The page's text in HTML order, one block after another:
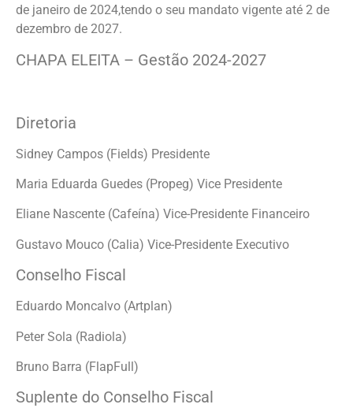
de janeiro de 2024,tendo o seu mandato vigente até 2 de
dezembro de 2027.
CHAPA ELEITA – Gestão 2024-2027
Diretoria
Sidney Campos (Fields) Presidente
Maria Eduarda Guedes (Propeg) Vice Presidente
Eliane Nascente (Cafeína) Vice-Presidente Financeiro
Gustavo Mouco (Calia) Vice-Presidente Executivo
Conselho Fiscal
Eduardo Moncalvo (Artplan)
Peter Sola (Radiola)
Bruno Barra (FlapFull)
Suplente do Conselho Fiscal